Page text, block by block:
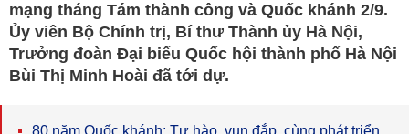
mạng tháng Tám thành công và Quốc khánh 2/9.
Ủy viên Bộ Chính trị, Bí thư Thành ủy Hà Nội,
Trưởng đoàn Đại biểu Quốc hội thành phố Hà Nội
Bùi Thị Minh Hoài đã tới dự.
80 năm Quốc khánh: Tự hào, vun đắp, cùng phát triển